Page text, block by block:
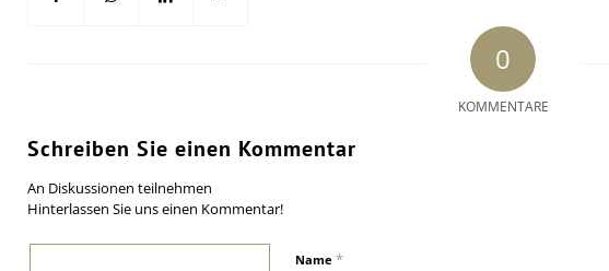
0
KOMMENTARE
Schreiben Sie einen Kommentar
An Diskussionen teilnehmen
Hinterlassen Sie uns einen Kommentar!
Name *